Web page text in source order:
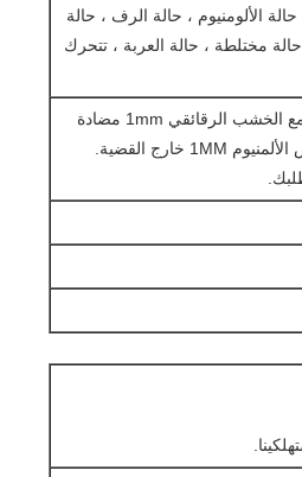
الألومنيوم ، حالة الرف ، حالة
مختلطة ، حالة العربة ، تتحرك
5. نوعين من المواد للحالات: أول واحد هو الخشب الرقائقي 9mm مع الخشب الرقائقي 1mm مضادة